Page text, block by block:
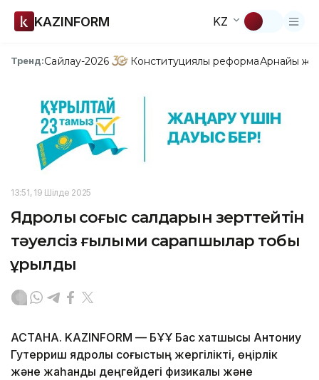
KAZINFORM KZ
Тренд:Сайлау-2026 Конституциялық реформаАрнайы
13:51, 19 Шілде 2025
Ядролық соғыс салдарын зерттейтін
тәуелсіз ғылыми сарапшылар тобы
құрылды
АСТАНА. KAZINFORM — БҰҰ Бас хатшысы Антониу
Гутерриш ядролық соғыстың жергілікті, өңірлік
және жаһандық деңгейдегі физикалық және